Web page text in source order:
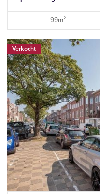
99m²
Verkocht